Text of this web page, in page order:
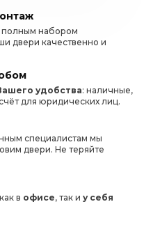
полным набором
двери качественно и
удобства: наличные,
для юридических лиц.
специалистам мы
двери. Не теряйте
в офисе, так и у себя